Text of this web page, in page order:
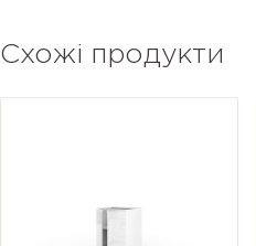
Схожі продукти